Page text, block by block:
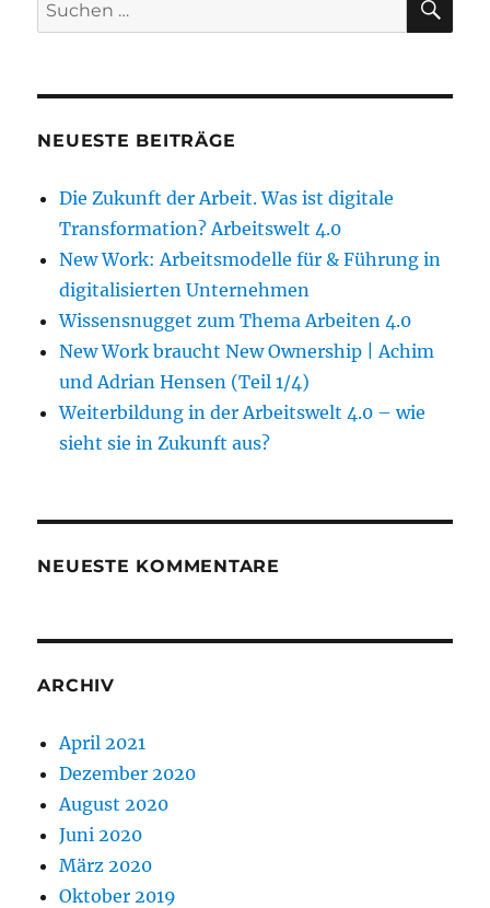
nach:
NEUESTE BEITRÄGE
Die Zukunft der Arbeit. Was ist digitale
Transformation? Arbeitswelt 4.0
New Work: Arbeitsmodelle für & Führung in
digitalisierten Unternehmen
Wissensnugget zum Thema Arbeiten 4.0
New Work braucht New Ownership | Achim
und Adrian Hensen (Teil 1/4)
Weiterbildung in der Arbeitswelt 4.0 – wie
sieht sie in Zukunft aus?
NEUESTE KOMMENTARE
ARCHIV
April 2021
Dezember 2020
August 2020
Juni 2020
März 2020
Oktober 2019